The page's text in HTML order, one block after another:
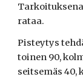
rataa.
Pisteytys
toinen 90,
seitsemäs 40,